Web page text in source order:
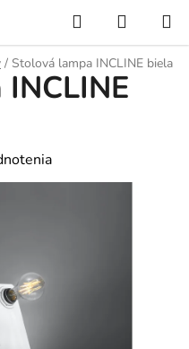
Hľadať
KOŠÍK
/ Stolová lampa INCLINE biela